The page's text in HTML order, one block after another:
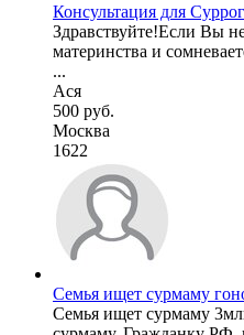
Консультация для
Здравствуйте!Если Вы
материнства и
...
Ася
500 руб.
Москва
1622
Семья ищет сурмаму
Семья ищет сурмаму